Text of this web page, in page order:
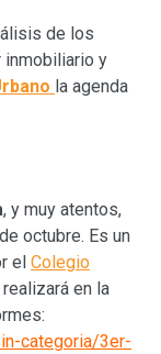
de los
inmobiliario y
la agenda
, y muy atentos,
octubre. Es un
el Colegio
en la
categoria/3er-